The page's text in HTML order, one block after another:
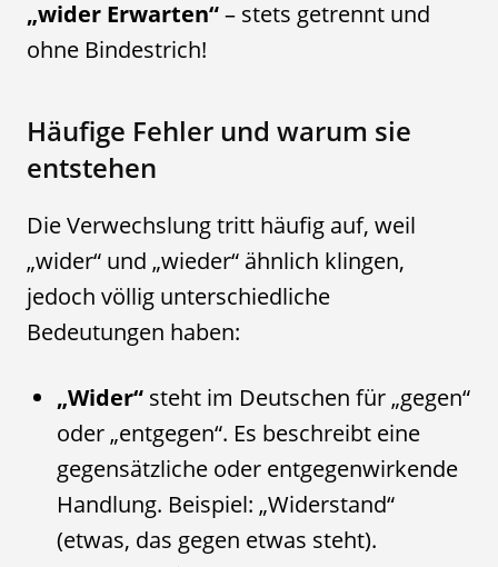
„wider Erwarten“– stets getrennt und
ohne Bindestrich!
Häufige Fehler und warum sie
entstehen
Die Verwechslung tritt häufig auf, weil
„wider“ und „wieder“ ähnlich klingen,
jedoch völlig unterschiedliche
Bedeutungen haben:
„Wider“ steht im Deutschen für „gegen“
oder „entgegen“. Es beschreibt eine
gegensätzliche oder entgegenwirkende
Handlung. Beispiel: „Widerstand“
(etwas, das gegen etwas steht).